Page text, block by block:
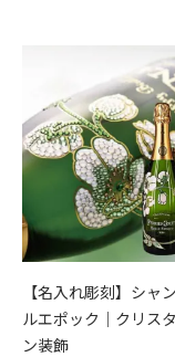
【名入れ彫刻】シャ
ルエポック｜クリス
ン装飾